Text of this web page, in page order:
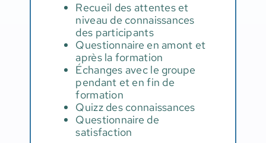
Recueil des attentes et
niveau de connaissances
des participants
Questionnaire en amont et
après la formation
Échanges avec le groupe
pendant et en fin de
formation
Quizz des connaissances
Questionnaire de
satisfaction